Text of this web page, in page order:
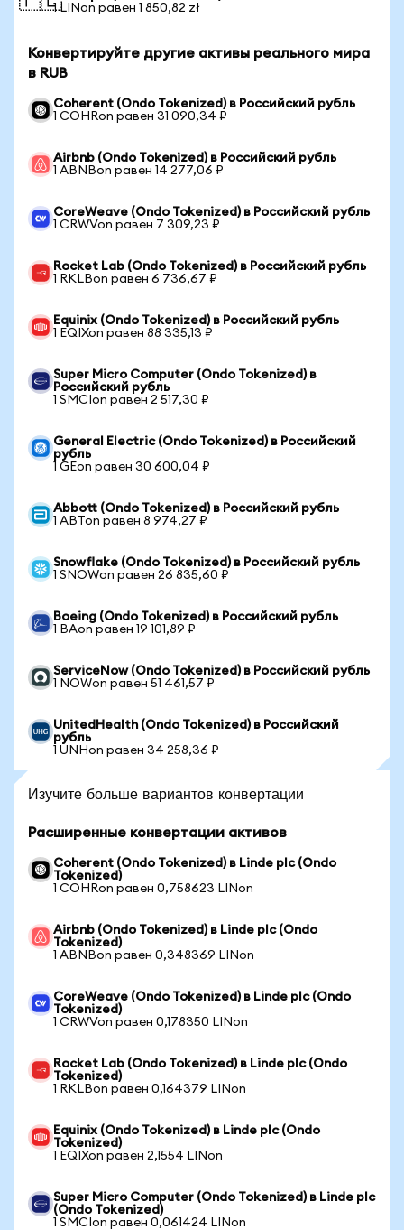
1 LINon равен 1 850,82 zł
Конвертируйте другие активы реального мира
в RUB
Coherent (Ondo Tokenized) в Российский рубль
1 COHRon равен 31 090,34 ₽
Airbnb (Ondo Tokenized) в Российский рубль
1 ABNBon равен 14 277,06 ₽
CoreWeave (Ondo Tokenized) в Российский рубль
1 CRWVon равен 7 309,23 ₽
Rocket Lab (Ondo Tokenized) в Российский рубль
1 RKLBon равен 6 736,67 ₽
Equinix (Ondo Tokenized) в Российский рубль
1 EQIXon равен 88 335,13 ₽
Super Micro Computer (Ondo Tokenized) в
Российский рубль
1 SMCIon равен 2 517,30 ₽
General Electric (Ondo Tokenized) в Российский
рубль
1 GEon равен 30 600,04 ₽
Abbott (Ondo Tokenized) в Российский рубль
1 ABTon равен 8 974,27 ₽
Snowflake (Ondo Tokenized) в Российский рубль
1 SNOWon равен 26 835,60 ₽
Boeing (Ondo Tokenized) в Российский рубль
1 BAon равен 19 101,89 ₽
ServiceNow (Ondo Tokenized) в Российский рубль
1 NOWon равен 51 461,57 ₽
UnitedHealth (Ondo Tokenized) в Российский
рубль
1 UNHon равен 34 258,36 ₽
Изучите больше вариантов конвертации
Расширенные конвертации активов
Coherent (Ondo Tokenized) в Linde plc (Ondo
Tokenized)
1 COHRon равен 0,758623 LINon
Airbnb (Ondo Tokenized) в Linde plc (Ondo
Tokenized)
1 ABNBon равен 0,348369 LINon
CoreWeave (Ondo Tokenized) в Linde plc (Ondo
Tokenized)
1 CRWVon равен 0,178350 LINon
Rocket Lab (Ondo Tokenized) в Linde plc (Ondo
Tokenized)
1 RKLBon равен 0,164379 LINon
Equinix (Ondo Tokenized) в Linde plc (Ondo
Tokenized)
1 EQIXon равен 2,1554 LINon
Super Micro Computer (Ondo Tokenized) в Linde plc
(Ondo Tokenized)
1 SMCIon равен 0,061424 LINon